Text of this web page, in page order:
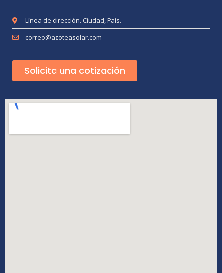
Línea de dirección. Ciudad, País.
correo@azoteasolar.com
Solicita una cotización